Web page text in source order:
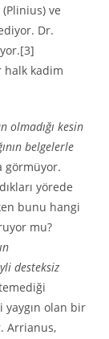
ve
Dr.
halk kadim
olmadığı kesin
belgelerle
görmüyor.
yörede
bunu hangi
mu?
desteksiz
yaygın olan bir
Arrianus,